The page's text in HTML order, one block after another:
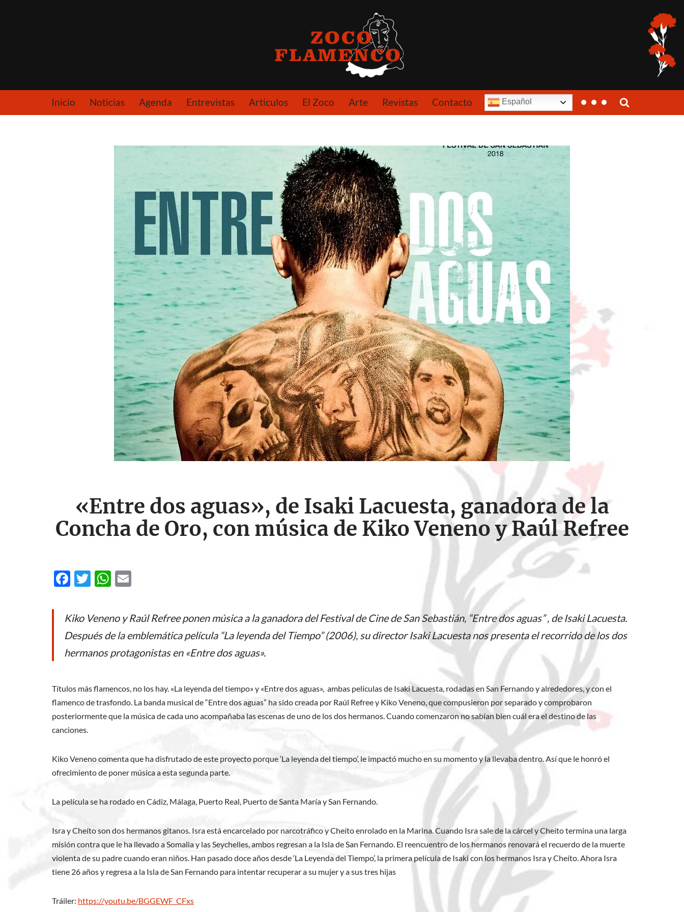
Inicio Noticias Agenda Entrevistas Articulos El Zoco Arte Revistas Contacto Español
«Entre dos aguas», de Isaki Lacuesta, ganadora de la
Concha de Oro, con música de Kiko Veneno y Raúl Refree
F
e
b
o
o
T
itt
er
W
at
s
A
p
ail
Kiko Veneno y Raúl Refree ponen música a la ganadora del Festival de Cine de San Sebastián, “Entre dos aguas” , de Isaki Lacuesta.
Después de la emblemática película “La leyenda del Tiempo” (2006), su director Isaki Lacuesta nos presenta el recorrido de los dos
hermanos protagonistas en «Entre dos aguas».
Títulos más flamencos, no los hay. «La leyenda del tiempo» y «Entre dos aguas», ambas películas de Isaki Lacuesta, rodadas en San Fernando y alrededores, y con el
flamenco de trasfondo. La banda musical de “Entre dos aguas” ha sido creada por Raúl Refree y Kiko Veneno, que compusieron por separado y comprobaron
posteriormente que la música de cada uno acompañaba las escenas de uno de los dos hermanos. Cuando comenzaron no sabían bien cuál era el destino de las
canciones.
Kiko Veneno comenta que ha disfrutado de este proyecto porque ‘La leyenda del tiempo’, le impactó mucho en su momento y la llevaba dentro. Así que le honró el
ofrecimiento de poner música a esta segunda parte.
La película se ha rodado en Cádiz, Málaga, Puerto Real, Puerto de Santa María y San Fernando.
Isra y Cheíto son dos hermanos gitanos. Isra está encarcelado por narcotráfico y Cheíto enrolado en la Marina. Cuando Isra sale de la cárcel y Cheíto termina una larga
misión contra que le ha llevado a Somalia y las Seychelles, ambos regresan a la Isla de San Fernando. El reencuentro de los hermanos renovará el recuerdo de la muerte
violenta de su padre cuando eran niños. Han pasado doce años desde ‘La Leyenda del Tiempo’, la primera película de Isaki con los hermanos Isra y Cheíto. Ahora Isra
tiene 26 años y regresa a la Isla de San Fernando para intentar recuperar a su mujer y a sus tres hijas
Tráiler: https://youtu.be/BGGEWF_CFxs